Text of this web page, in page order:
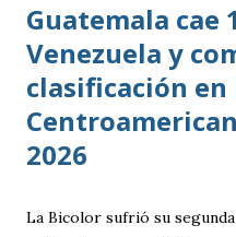
Guatemala cae
Venezuela y
clasificación en
2026
La Bicolor sufrió su